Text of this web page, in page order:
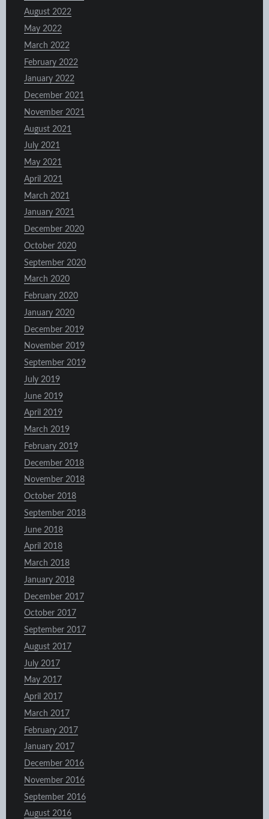
August 2022
May 2022
March 2022
February 2022
January 2022
December 2021
November 2021
August 2021
July 2021
May 2021
April 2021
March 2021
January 2021
December 2020
October 2020
September 2020
March 2020
February 2020
January 2020
December 2019
November 2019
September 2019
July 2019
June 2019
April 2019
March 2019
February 2019
December 2018
November 2018
October 2018
September 2018
June 2018
April 2018
March 2018
January 2018
December 2017
October 2017
September 2017
August 2017
July 2017
May 2017
April 2017
March 2017
February 2017
January 2017
December 2016
November 2016
September 2016
August 2016